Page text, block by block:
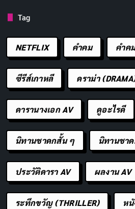
ตามข้อมูลจากการโปรโมตผลงานแ
เผยว่าเธอสนใจในวงการ AV มาตั้ง
เข้าสู่วงการครั้งนี้เป็นการทำตามค
ฟังดูเป็นเรื่องส่วนตัว แต่ก็แสดงให้เ
และเข้าใจธรรมชาติของงานนี้เป็น
ช่วงเดบิวต์
การเดบิวต์ของ Saho Shinozaki
2026 ผลงานแรกมีชื่อว่า FIRST
รหัส IPZZ-849 ซึ่งเป็นแฟรนไชส์เ
Pocket ที่เคยเปิดตัวนางเอกระดับ
การได้ขึ้นปกซีรีส์ FIRST
Tag
NETFLIX คำคม คําค
ซีรีส์เกาหลี ดราม่า
ดารานางเอก AV ดูอะไรดี
นิทานชาดกสั้น ๆ นิทานชา
ประวัติดารา AV ผลงาน AV
ระทึกขวัญ (THRILLER) ห